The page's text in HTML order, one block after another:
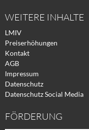
WEITERE INHALTE
LMIV
Preiserhöhungen
Kontakt
AGB
Impressum
Datenschutz
Datenschutz Social Media
FÖRDERUNG